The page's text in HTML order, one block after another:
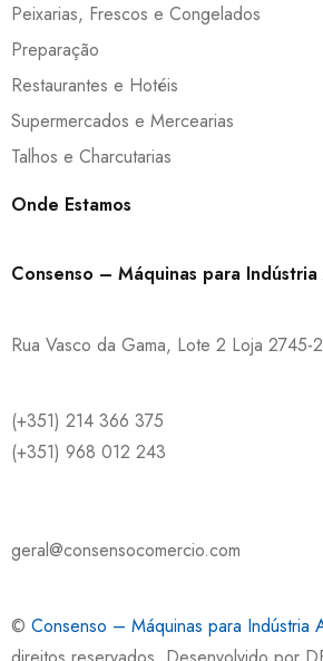
Peixarias, Frescos e Congelados
Preparação
Restaurantes e Hotéis
Supermercados e Mercearias
Talhos e Charcutarias
Onde Estamos
Consenso – Máquinas para
Rua Vasco da Gama, Lote 2 Loja 2745-
(+351) 214 366 375
(+351) 968 012 243
geral@consensocomercio.com
© Consenso – Máquinas para Indústria